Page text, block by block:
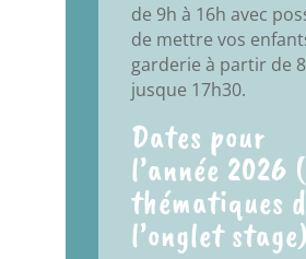
de 9h à 16h avec
de mettre vos
garderie à partir de
jusque 17h30.
Dates pour
l’année 2026 (
thématiques
l’onglet stage)